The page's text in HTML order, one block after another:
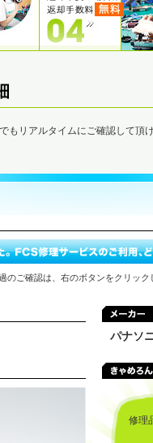
もリアルタイムにご確認して頂
のご確認は、右のボタンをクリック
パナソ
修理